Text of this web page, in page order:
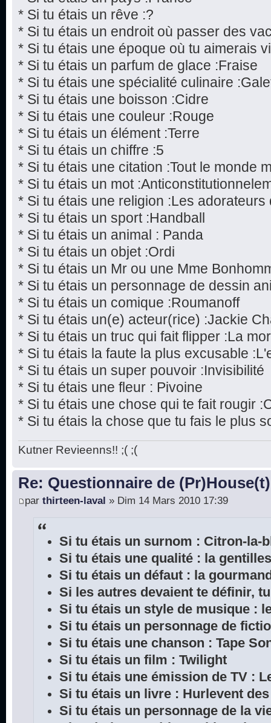
* Si tu étais un rêve :?
* Si tu étais un endroit où passer des
* Si tu étais une époque où tu aimerais
* Si tu étais un parfum de glace :Fraise
* Si tu étais une spécialité culinaire
* Si tu étais une boisson :Cidre
* Si tu étais une couleur :Rouge
* Si tu étais un élément :Terre
* Si tu étais un chiffre :5
* Si tu étais une citation :Tout le monde
* Si tu étais un mot
* Si tu étais une religion :Les adorateurs
* Si tu étais un sport :Handball
* Si tu étais un animal : Panda
* Si tu étais un objet :Ordi
* Si tu étais un Mr ou une Mme
* Si tu étais un personnage de dessin
* Si tu étais un comique :Roumanoff
* Si tu étais un(e) acteur(rice) :Jackie
* Si tu étais un truc qui fait flipper :La
* Si tu étais la faute la plus excusable
* Si tu étais un super pouvoir :Invisibilité
* Si tu étais une fleur : Pivoine
* Si tu étais une chose qui te fait rougir
* Si tu étais la chose que tu fais le plus
Kutner Revieenns!! ;( ;(
Re: Questionnaire de (Pr)House(t)
par thirteen-laval » Dim 14 Mars 2010 17:39
Si tu étais un surnom : Citron-la-
Si tu étais une qualité : la
Si tu étais un défaut : la
Si les autres devaient te définir,
Si tu étais un style de musique :
Si tu étais un personnage de
Si tu étais une chanson : Tape
Si tu étais un film : Twilight
Si tu étais une émission de TV :
Si tu étais un livre : Hurlevent
Si tu étais un personnage de la